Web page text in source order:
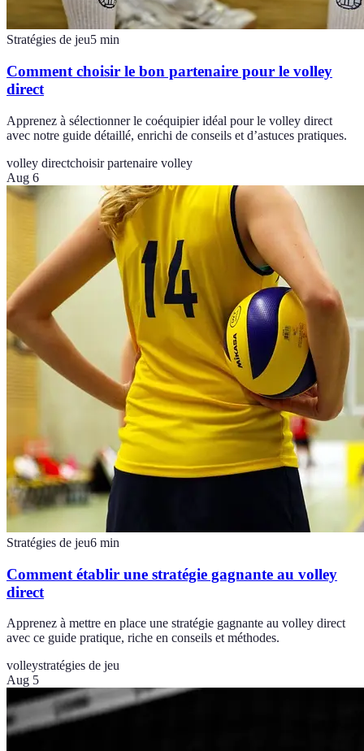
Stratégies de jeu5 min
Comment choisir le bon partenaire pour le volley
direct
Apprenez à sélectionner le coéquipier idéal pour le volley direct
avec notre guide détaillé, enrichi de conseils et d’astuces pratiques.
volley directchoisir partenaire volley
Aug 6
Stratégies de jeu6 min
Comment établir une stratégie gagnante au volley
direct
Apprenez à mettre en place une stratégie gagnante au volley direct
avec ce guide pratique, riche en conseils et méthodes.
volleystratégies de jeu
Aug 5